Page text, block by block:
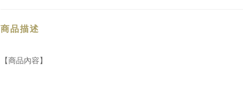
商品描述
【商品內容】